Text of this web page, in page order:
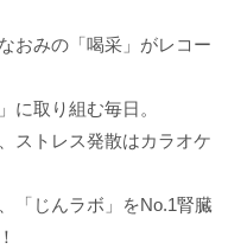
おみの「喝采」がレコー
に取り組む毎日。
ストレス発散はカラオケ
「じんラボ」をNo.1腎臓